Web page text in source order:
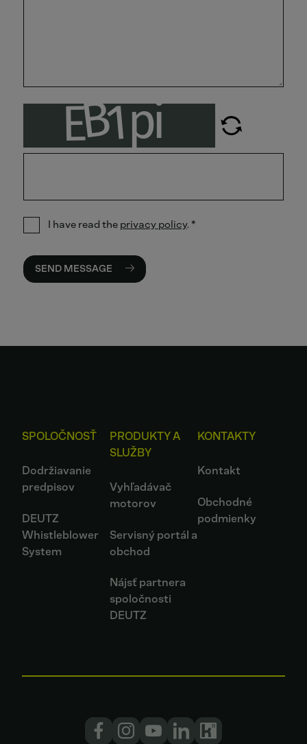
I have read the privacy policy. *
SEND MESSAGE
SPOLOČNOSŤ
Dodržiavanie
predpisov
DEUTZ
Whistleblower
System
PRODUKTY A
SLUŽBY
Vyhľadávač
motorov
Servisný portál a
obchod
Nájsť partnera
spoločnosti
DEUTZ
KONTAKTY
Kontakt
Obchodné
podmienky